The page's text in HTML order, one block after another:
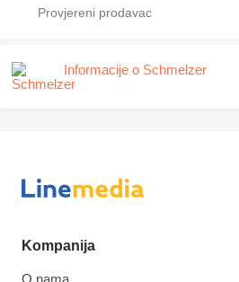
Informacije o Schmelzer
Kompanija
O nama